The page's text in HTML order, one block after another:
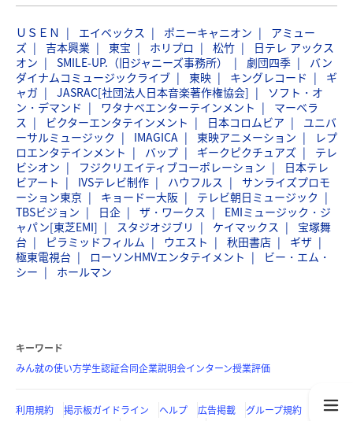
ＵＳＥＮ エイベックス ポニーキャニオン
アミュー
ズ
吉本興業 東宝 ホリプロ 松竹
日テレ アックス
オン
SMILE-UP.（旧ジャニーズ事務所） 劇団四季
バン
ダイナムコミュージックライブ
東映 キングレコード
ギ
ャガ
JASRAC[社団法人日本音楽著作権協会]
ソフト・オ
ン・デマンド
ワタナベエンターテインメント
マーベラ
ス
ビクターエンタテインメント 日本コロムビア
ユニバ
ーサルミュージック
IMAGICA 東映アニメーション
レプ
ロエンタテインメント
バップ ギークピクチュアズ
テレ
ビシオン
フジクリエイティブコーポレーション
日本テレ
ビアート
IVSテレビ制作 ハウフルス
サンライズプロモ
ーション東京
キョードー大阪
テレビ朝日ミュージック
TBSビジョン
日企 ザ・ワークス
EMIミュージック・ジ
ャパン[東芝EMI]
スタジオジブリ ケイマックス
宝塚舞
台
ピラミッドフィルム ウエスト 秋田書店
ギザ
極東電視台
ローソンHMVエンタテイメント
ビー・エム・
シー
ホールマン
キーワード
みん就の使い方学生認証合同企業説明会インターン授業評価
利用規約 掲示板ガイドライン ヘルプ 広告掲載
グループ規約